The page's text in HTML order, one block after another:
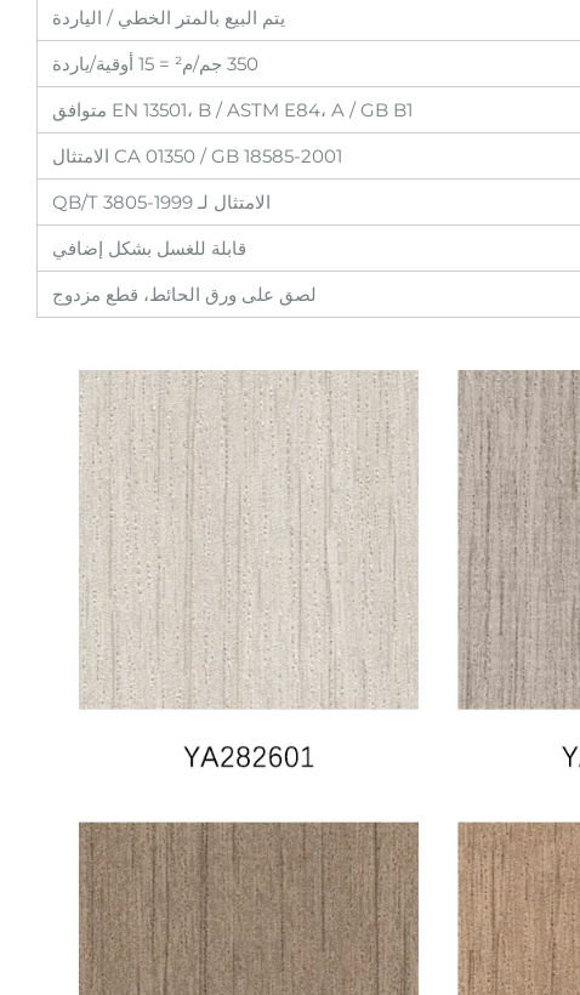
يتم البيع بالمتر الخطي / الياردة
350 جم/م² = 15 أوقية/ياردة
EN 13501، B / ASTM E84، A / GB B1 متوافق
CA 01350 / GB 18585-2001 الامتثال
الامتثال لـ QB/T 3805-1999
قابلة للغسل بشكل إضافي
لصق على ورق الحائط، قطع مزدوج